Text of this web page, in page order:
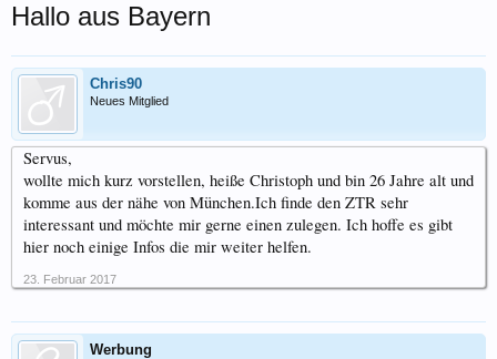
Hallo aus Bayern
Chris90
Neues Mitglied
Servus,
wollte mich kurz vorstellen, heiße Christoph und bin 26 Jahre alt und
komme aus der nähe von München.Ich finde den ZTR sehr
interessant und möchte mir gerne einen zulegen. Ich hoffe es gibt
hier noch einige Infos die mir weiter helfen.
23. Februar 2017
Werbung